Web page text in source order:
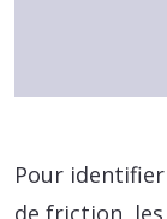
Pour
de friction,